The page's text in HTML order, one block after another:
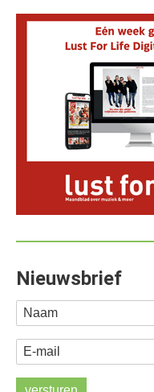
Nieuwsbrief
Naam
E-mail